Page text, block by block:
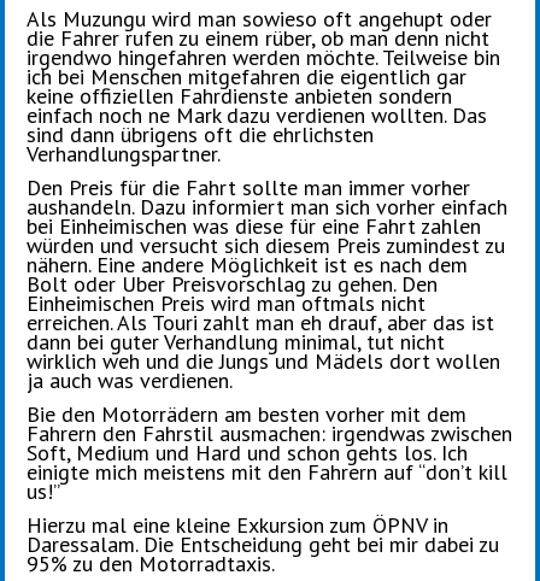
Als Muzungu wird man sowieso oft angehupt oder
die Fahrer rufen zu einem rüber, ob man denn nicht
irgendwo hingefahren werden möchte. Teilweise bin
ich bei Menschen mitgefahren die eigentlich gar
keine offiziellen Fahrdienste anbieten sondern
einfach noch ne Mark dazu verdienen wollten. Das
sind dann übrigens oft die ehrlichsten
Verhandlungspartner.
Den Preis für die Fahrt sollte man immer vorher
aushandeln. Dazu informiert man sich vorher einfach
bei Einheimischen was diese für eine Fahrt zahlen
würden und versucht sich diesem Preis zumindest zu
nähern. Eine andere Möglichkeit ist es nach dem
Bolt oder Uber Preisvorschlag zu gehen. Den
Einheimischen Preis wird man oftmals nicht
erreichen. Als Touri zahlt man eh drauf, aber das ist
dann bei guter Verhandlung minimal, tut nicht
wirklich weh und die Jungs und Mädels dort wollen
ja auch was verdienen.
Bie den Motorrädern am besten vorher mit dem
Fahrern den Fahrstil ausmachen: irgendwas zwischen
Soft, Medium und Hard und schon gehts los. Ich
einigte mich meistens mit den Fahrern auf “don’t kill
us!”
Hierzu mal eine kleine Exkursion zum ÖPNV in
Daressalam. Die Entscheidung geht bei mir dabei zu
95% zu den Motorradtaxis.